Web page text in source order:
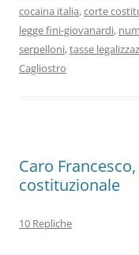
cocaina italia,corte
legge fini-giovanardi,
serpelloni,tasse
Cagliostro
Caro
costituzionale
10 Repliche